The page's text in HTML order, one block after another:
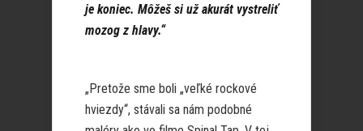
je koniec. Môžeš si už akurát vystreliť
mozog z hlavy.“
„Pretože sme boli „veľké rockové
hviezdy“, stávali sa nám podobné